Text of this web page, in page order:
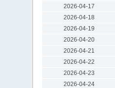
2026-04-17
2026-04-18
2026-04-19
2026-04-20
2026-04-21
2026-04-22
2026-04-23
2026-04-24